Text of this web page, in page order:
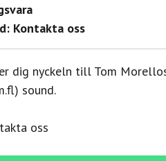
Kontakta oss
dig nyckeln till Tom
sound.
oss